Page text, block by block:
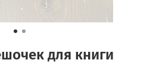
для книги